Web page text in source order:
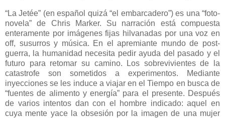
“La Jetée” (en español quizá “el embarcadero”) es una “foto-
novela” de Chris Marker. Su narración está compuesta
enteramente por imágenes fijas hilvanadas por una voz en
off, susurros y música. En el apremiante mundo de post-
guerra, la humanidad necesita pedir ayuda del pasado y el
futuro para retomar su camino. Los sobrevivientes de la
catastrofe son sometidos a experimentos. Mediante
inyecciones se les induce a viajar en el Tiempo en busca de
“fuentes de alimento y energía” para el presente. Después
de varios intentos dan con el hombre indicado: aquel en
cuya mente yace la obsesión por la imagen de una mujer